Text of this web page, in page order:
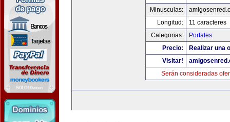
Minusculas:
Longitud:
11 caracteres
Categorias:
Portales
Precio:
Realizar una
Visitar!
Serán consideradas